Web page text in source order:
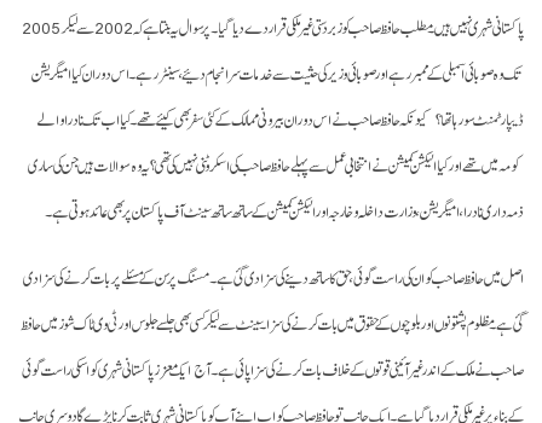
پاکستانی شہری نہیں ہیں۔ مطلب حافظ صاحب کو زبردستی غیر ملکی قرار دے دیا گیا۔ پر سوال یہ بنتا ہے کہ 2002 سے لیکر2005
تک وہ صوبائی اسمبلی کے ممبر رہے اور صوبائی وزیر کی حثیت سے خدمات سرانجام دیئے، سینٹر رہے۔ اس دوران کیا امیگریشن
ڈیپارٹمنٹ سورہا تھا؟ کیونکہ حافظ صاحب نے اس دوران بیرونی ممالک کے کئی سفر بھی کیئے تھے۔ کیا اب تک نادرا والے
کومہ میں تھے اور کیا الیکشن کمیشن نے انتخابی عمل سے پہلے حافظ صاحب کی اسکروٹنی نہیں کی تھی؟ یہ وہ سوالات ہیں جن کی ساری
ذمہ داری نادرا، امیگریشن، وزارت داخلہ و خارجہ اور الیکشن کمیشن کے ساتھ ساتھ سینٹ آف پاکستان پر بھی عائد ہوتی ہے۔
اصل میں حافظ صاحب کو ان کی راست گوئی، حق کا ساتھ دینے کی سزا دی گئ ہے۔ مسنگ پرسن کے مسئلے پر بات کرنے کی سزا دی
گئ ہے۔ مظلوم پشتونوں اور بلوچوں کے حقوق میں بات کرنے کی سزا۔ سینٹ سے لیکر کسی بھی جلسے جلوس اور ٹی وی ٹاک شوز میں حافظ
صاحب نے ملک کے اندر غیر آئینی قوتوں کے خلاف بات کرنے کی سزا پائی ہے۔ آج ایک معزز پاکستانی شہری کو اسکی راست گوئی
کے بناء پر غیر ملکی قرار دیا گیا ہے۔ ایک جانب تو حافظ صاحب کو اب اپنے آپ کو پاکستانی شہری ثابت کرنا پڑے گا دوسری جانب